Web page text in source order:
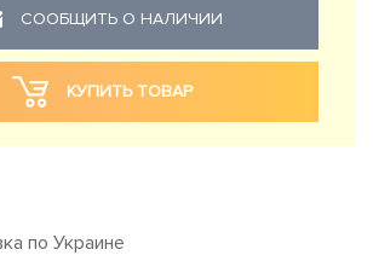
СООБЩИТЬ О НАЛИЧИИ
КУПИТЬ ТОВАР
по Украине